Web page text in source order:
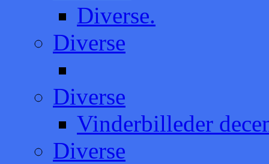
Diverse.
Diverse
Diverse
Vinderbilleder
Diverse